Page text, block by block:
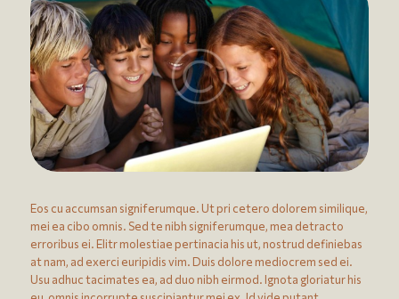
PREZZI
LA CURA DELLA
PERSONA
DOVE SIAMO
CONTATTACI
Eos cu accumsan signiferumque. Ut pri cetero dolorem similique,
mei ea cibo omnis. Sed te nibh signiferumque, mea detracto
erroribus ei. Elitr molestiae pertinacia his ut, nostrud definiebas
at nam, ad exerci euripidis vim. Duis dolore mediocrem sed ei.
Usu adhuc tacimates ea, ad duo nibh eirmod. Ignota gloriatur his